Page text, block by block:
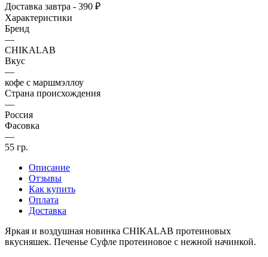
Доставка завтра - 390 ₽
Характеристики
Бренд
—
CHIKALAB
Вкус
—
кофе с маршмэллоу
Страна происхождения
—
Россия
Фасовка
—
55 гр.
Описание
Отзывы
Как купить
Оплата
Доставка
Яркая и воздушная новинка CHIKALAB протеиновых
вкусняшек. Печенье Суфле протеиновое с нежной начинкой.